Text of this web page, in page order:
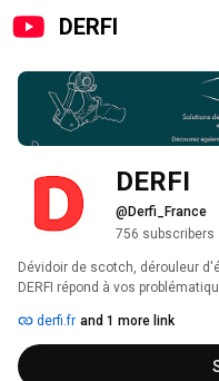
DERFI
DERFI
@Derfi_France
756 subscribers
Dévidoir de scotch, dérouleur
DERFI répond à vos
derfi.fr and 1 more link